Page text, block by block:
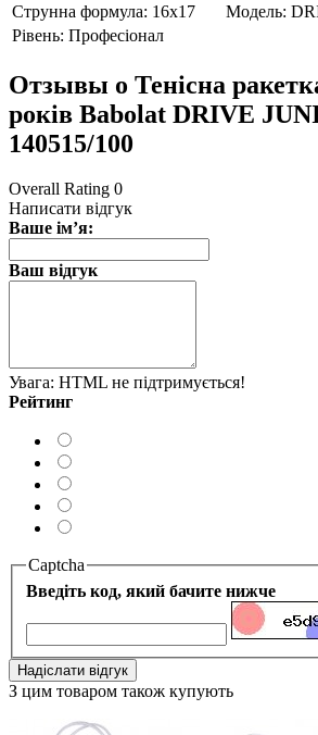
Струнна формула: 16x17 Модель:
Рівень: Професіонал
Отзывы о Тенісна
років Babolat DRIVE
140515/100
Overall Rating 0
Написати відгук
Ваше ім’я:
Ваш відгук
Увага: HTML не підтримується!
Рейтинг
Captcha
Введіть код, який бачите нижче
Надіслати відгук
З цим товаром також купують